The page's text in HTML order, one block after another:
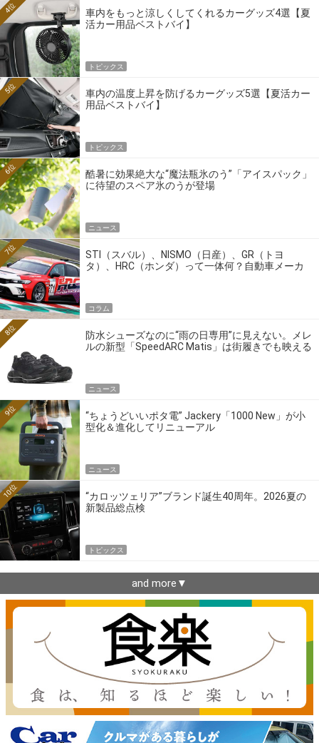
車内をもっと涼しくしてくれるカーグッズ4選【夏
活カー用品ベストバイ】
4位
トピックス
車内の温度上昇を防げるカーグッズ5選【夏活カー
用品ベストバイ】
5位
トピックス
酷暑に効果絶大な“魔法瓶氷のう”「アイスパック」
に待望のスペア氷のうが登場
6位
ニュース
STI（スバル）、NISMO（日産）、GR（トヨ
タ）、HRC（ホンダ）って一体何？自動車メーカ
7位
コラム
防水シューズなのに“雨の日専用”に見えない。メレ
ルの新型「SpeedARC Matis」は街履きでも映える
8位
ニュース
“ちょうどいいポタ電” Jackery「1000 New」が小
型化＆進化してリニューアル
9位
ニュース
“カロッツェリア”ブランド誕生40周年。2026夏の
新製品総点検
10位
トピックス
and more▼